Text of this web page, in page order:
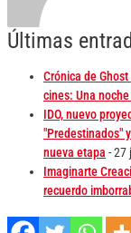
Últimas
Crónica de
cines: Una
IDO, nuevo
"Predestinados"
nueva etapa - 27
Imaginarte
recuerdo